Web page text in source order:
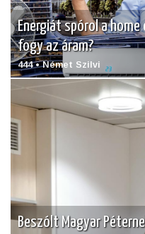
Energiát spórol a
fogy az áram?
444 • Német Szilvi
Beszólt Magyar